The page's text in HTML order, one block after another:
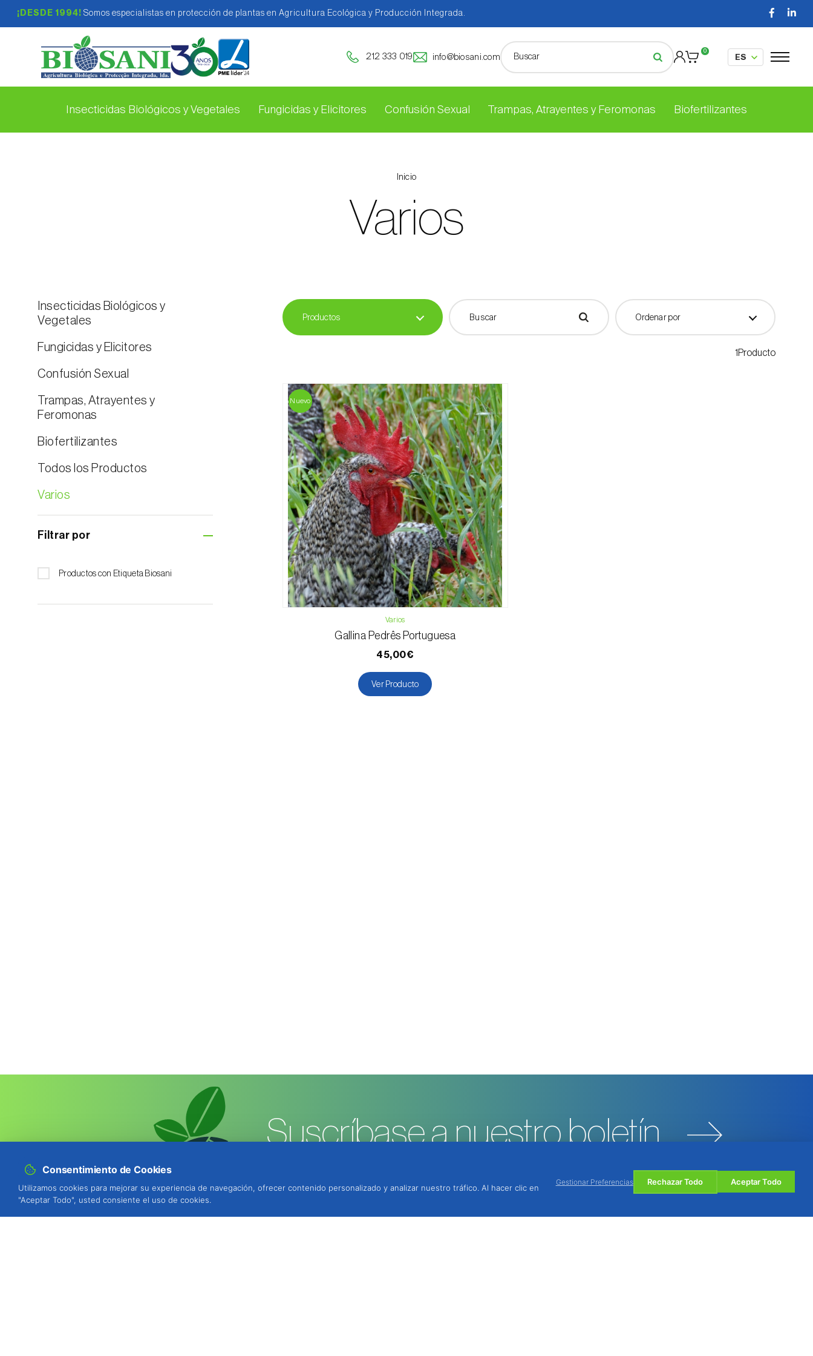
¡DESDE 1994! Somos especialistas en protección de plantas en Agricultura Ecológica y Producción Integrada.
212 333 019 info@biosani.com
0
Insecticidas Biológicos y Vegetales Fungicidas y Elicitores Confusión Sexual Trampas, Atrayentes y Feromonas Biofertilizantes
Inicio
Varios
Insecticidas Biológicos y
Vegetales
Fungicidas y Elicitores
Confusión Sexual
Trampas, Atrayentes y
Feromonas
Trampas tipo Delta, tipo Embudo y tipo de
Trampa tipo embudo
Trampas tipo Pitfall
Trampas tipo Refugio
Para exteriores
Trampas
Biofertilizantes
Todos los Productos
Varios
Filtrar por
Productos con Etiqueta Biosani
Productos Ordenar por
1Producto
Nuevo
Varios
Gallina Pedrês Portuguesa
45,00€
Ver Producto
Suscríbase a nuestro boletín
Consentimiento de Cookies
Utilizamos cookies para mejorar su experiencia de navegación, ofrecer contenido personalizado y analizar nuestro tráfico. Al hacer clic en
"Aceptar Todo", usted consiente el uso de cookies.
Gestionar Preferencias Rechazar Todo Aceptar Todo